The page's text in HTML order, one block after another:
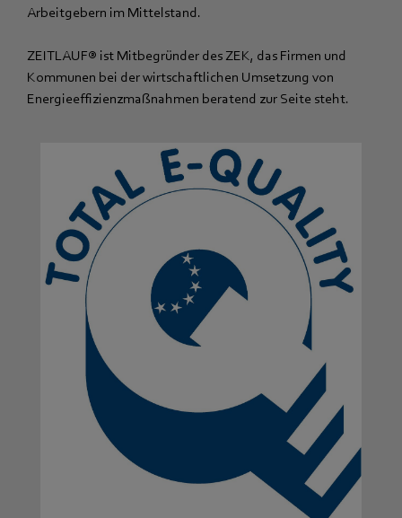
Arbeitgebern im Mittelstand.
ZEITLAUF® ist Mitbegründer des ZEK, das Firmen und
Kommunen bei der wirtschaftlichen Umsetzung von
Energieeffizienzmaßnahmen beratend zur Seite steht.